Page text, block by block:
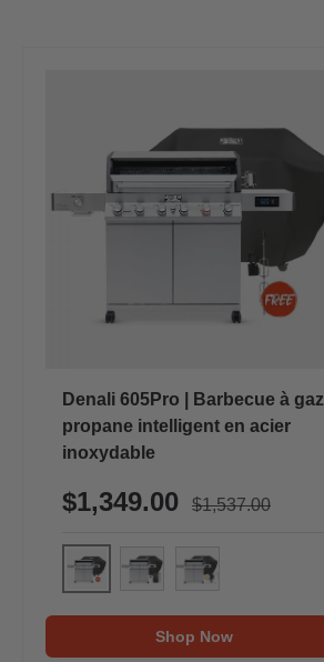
Denali 605Pro | Barbecue à gaz
propane intelligent en acier
inoxydable
$1,349.00 $1,537.00
Shop Now